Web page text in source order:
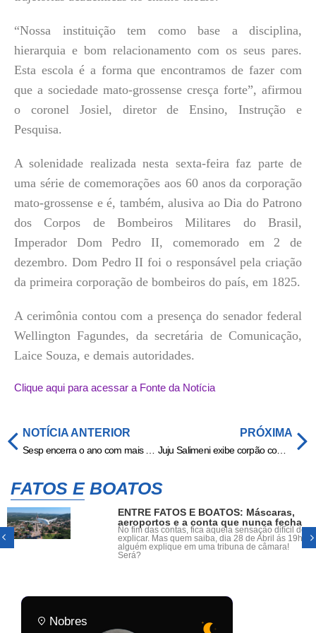
“Nossa instituição tem como base a disciplina,
hierarquia e bom relacionamento com os seus pares.
Esta escola é a forma que encontramos de fazer com
que a sociedade mato-grossense cresça forte”, afirmou
o coronel Josiel, diretor de Ensino, Instrução e
Pesquisa.
A solenidade realizada nesta sexta-feira faz parte de
uma série de comemorações aos 60 anos da corporação
mato-grossense e é, também, alusiva ao Dia do Patrono
dos Corpos de Bombeiros Militares do Brasil,
Imperador Dom Pedro II, comemorado em 2 de
dezembro. Dom Pedro II foi o responsável pela criação
da primeira corporação de bombeiros do país, em 1825.
A cerimônia contou com a presença do senador federal
Wellington Fagundes, da secretária de Comunicação,
Laice Souza, e demais autoridades.
Clique aqui para acessar a Fonte da Notícia
NOTÍCIA ANTERIOR PRÓXIMA
Juju Salimeni exibe corpão com fantasia de carnaval em lançamento: ‘Samba-enredo’
FATOS E BOATOS
ENTRE FATOS E BOATOS: Máscaras,
aeroportos e a conta que nunca fecha
No fim das contas, fica aquela sensação difícil de
explicar. Mas quem saiba, dia 28 de Abril ás 19h,
alguém explique em uma tribuna de câmara!
Será?
Nobres